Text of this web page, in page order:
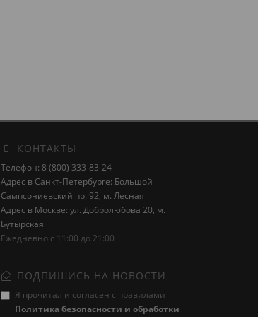
КОНТАКТЫ
Телефон: 8 (800) 333-83-24
Адрес в Санкт-Петербурге: Большой
Сампсониевский пр. 92, м. Лесная
Адрес в Москве: ул. Добролюбова 20, м.
Бутырская
Ежедневно с 11:00 до 21:00
ПОДПИШИСЬ НА НОВОСТИ
Я прочитал и согласен с правилами
Политика безопасности и обработки